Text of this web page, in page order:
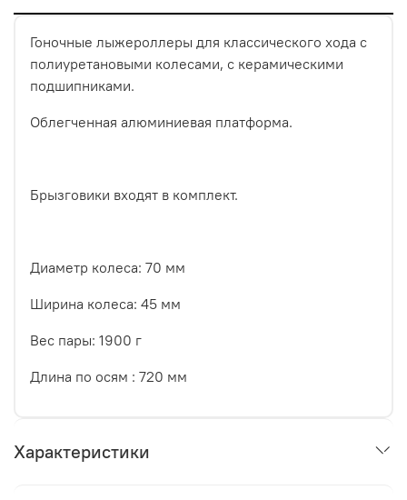
Гоночные лыжероллеры для классического хода с
полиуретановыми колесами, с керамическими
подшипниками.
Облегченная алюминиевая платформа.
Брызговики входят в комплект.
Диаметр колеса: 70 мм
Ширина колеса: 45 мм
Вес пары: 1900 г
Длина по осям : 720 мм
Характеристики